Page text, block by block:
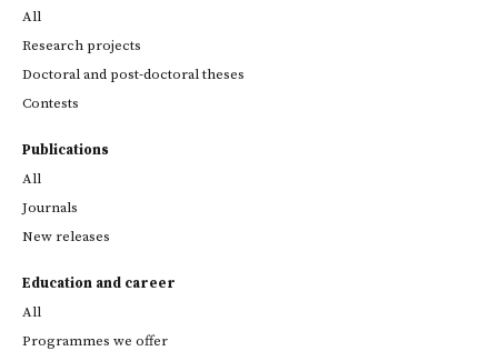
All
Research projects
Doctoral and post-doctoral theses
Contests
Publications
All
Journals
New releases
Education and career
All
Programmes we offer